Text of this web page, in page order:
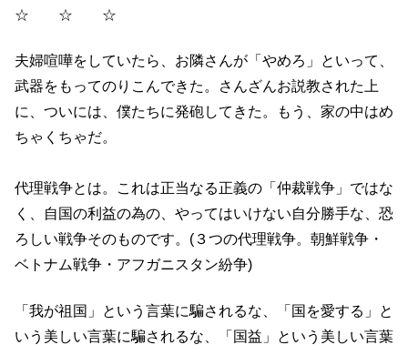
☆ ☆ ☆
夫婦喧嘩をしていたら、お隣さんが「やめろ」といって、
武器をもってのりこんできた。さんざんお説教された上
に、ついには、僕たちに発砲してきた。もう、家の中はめ
ちゃくちゃだ。
代理戦争とは。これは正当なる正義の「仲裁戦争」ではな
く、自国の利益の為の、やってはいけない自分勝手な、恐
ろしい戦争そのものです。(３つの代理戦争。朝鮮戦争・
ベトナム戦争・アフガニスタン紛争)
「我が祖国」という言葉に騙されるな、「国を愛する」と
いう美しい言葉に騙されるな、「国益」という美しい言葉